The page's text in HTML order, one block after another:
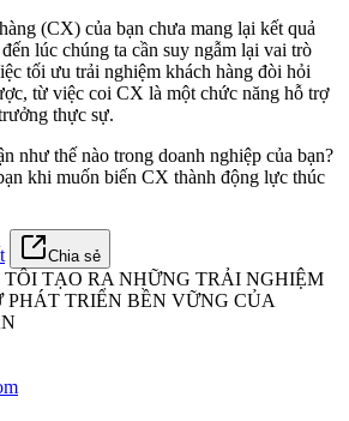
(CX) của bạn chưa mang lại kết quả
lúc chúng ta cần suy ngẫm lại vai trò
tối ưu trải nghiệm khách hàng đòi hỏi
từ việc coi CX là một chức năng hỗ trợ
thực sự.
như thế nào trong doanh nghiệp của bạn?
khi muốn biến CX thành động lực thúc
Chia sẻ
TẠO RA NHỮNG TRẢI NGHIỆM
PHÁT TRIỂN BỀN VỮNG CỦA